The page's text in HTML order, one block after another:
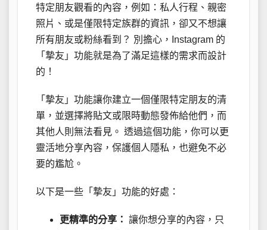
特定朋友觀看的內容，例如：私人行程、親密
照片、或是僅限特定族群的資訊，卻又不想讓
所有朋友或粉絲看到？ 別擔心，Instagram 的
「摯友」功能就是為了滿足這樣的需求而設計
的！
「摯友」功能讓你建立一個僅限特定朋友的清
單，並選擇將貼文或限時動態發佈給他們，而
其他人則無法看見。 透過這個功能，你可以更
靈活地分享內容，保護個人隱私，也避免不必
要的尷尬。
以下是一些「摯友」功能的好處：
更精準的分享： 讓你想分享的內容，只